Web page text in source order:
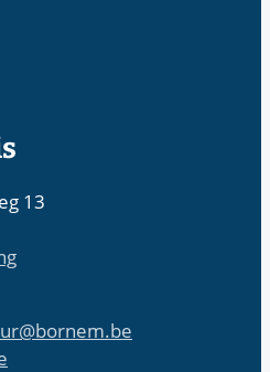
13
@bornem.be